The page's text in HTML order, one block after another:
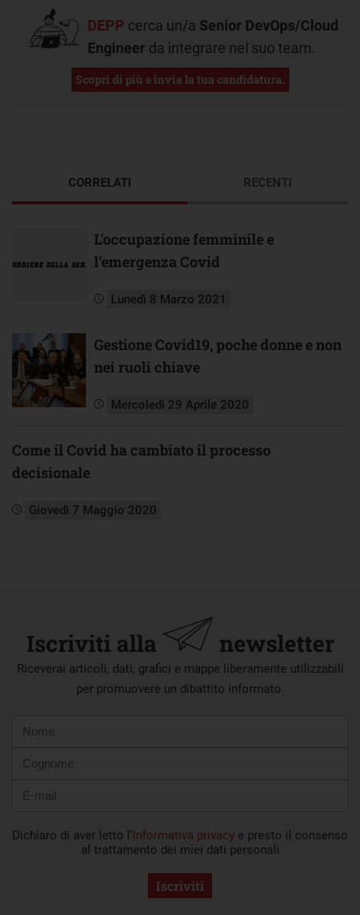
DEPP cerca un/a Senior DevOps/Cloud
Engineer da integrare nel suo team.
Scopri di più e invia la tua candidatura.
CORRELATI
L’occupazione femminile e
l’emergenza Covid
Lunedì 8 Marzo 2021
Gestione Covid19, poche donne e non
nei ruoli chiave
Mercoledì 29 Aprile 2020
Come il Covid ha cambiato il processo
decisionale
Giovedì 7 Maggio 2020
RECENTI
Iscriviti alla newsletter
Riceverai articoli, dati, grafici e mappe liberamente utilizzabili
per promuovere un dibattito informato.
mail
Dichiaro di aver letto l’informativa privacy e presto il consenso
al trattamento dei miei dati personali
Iscriviti